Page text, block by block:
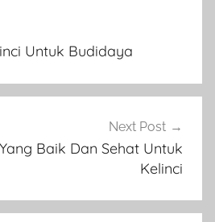
Untuk Budidaya
Next Post
Baik Dan Sehat Untuk
Kelinci